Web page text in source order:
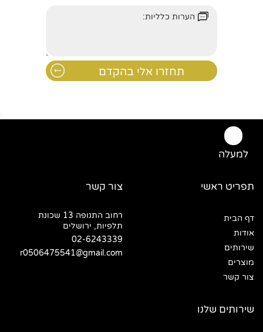
למעלה
תפריט ראשי
דף הבית
אודות
שירותים
מוצרים
צור קשר
שירותים שלנו
צור קשר
רחוב התנופה 13 שכונת
תלפיות, ירושלים
02-6243339
r0506475541@gmail.com